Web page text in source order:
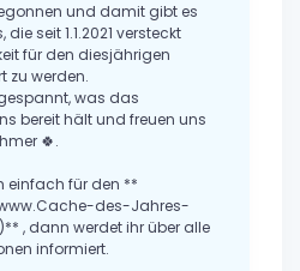
und damit gibt es
seit 1.1.2021 versteckt
für den diesjährigen
zu werden.
was das
bereit hält und freuen uns
🍀.
einfach für den **
des-Jahres-
, dann werdet ihr über alle
informiert.